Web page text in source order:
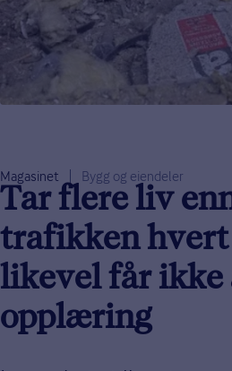
Magasinet Bygg og eiendeler
Tar flere liv
trafikken hvert
likevel får ikke
opplæring